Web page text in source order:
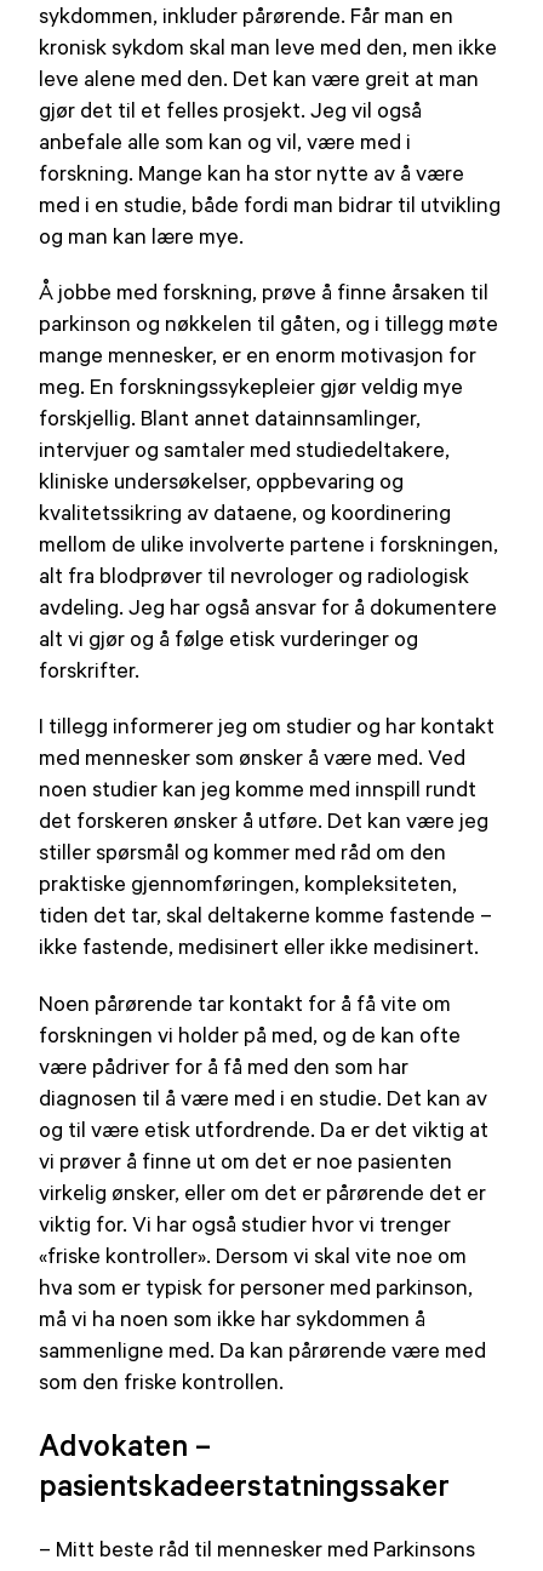
sykdommen, inkluder pårørende. Får man en
kronisk sykdom skal man leve med den, men ikke
leve alene med den. Det kan være greit at man
gjør det til et felles prosjekt. Jeg vil også
anbefale alle som kan og vil, være med i
forskning. Mange kan ha stor nytte av å være
med i en studie, både fordi man bidrar til utvikling
og man kan lære mye.
Å jobbe med forskning, prøve å finne årsaken til
parkinson og nøkkelen til gåten, og i tillegg møte
mange mennesker, er en enorm motivasjon for
meg. En forskningssykepleier gjør veldig mye
forskjellig. Blant annet datainnsamlinger,
intervjuer og samtaler med studiedeltakere,
kliniske undersøkelser, oppbevaring og
kvalitetssikring av dataene, og koordinering
mellom de ulike involverte partene i forskningen,
alt fra blodprøver til nevrologer og radiologisk
avdeling. Jeg har også ansvar for å dokumentere
alt vi gjør og å følge etisk vurderinger og
forskrifter.
I tillegg informerer jeg om studier og har kontakt
med mennesker som ønsker å være med. Ved
noen studier kan jeg komme med innspill rundt
det forskeren ønsker å utføre. Det kan være jeg
stiller spørsmål og kommer med råd om den
praktiske gjennomføringen, kompleksiteten,
tiden det tar, skal deltakerne komme fastende –
ikke fastende, medisinert eller ikke medisinert.
Noen pårørende tar kontakt for å få vite om
forskningen vi holder på med, og de kan ofte
være pådriver for å få med den som har
diagnosen til å være med i en studie. Det kan av
og til være etisk utfordrende. Da er det viktig at
vi prøver å finne ut om det er noe pasienten
virkelig ønsker, eller om det er pårørende det er
viktig for. Vi har også studier hvor vi trenger
«friske kontroller». Dersom vi skal vite noe om
hva som er typisk for personer med parkinson,
må vi ha noen som ikke har sykdommen å
sammenligne med. Da kan pårørende være med
som den friske kontrollen.
Advokaten –
pasientskadeerstatningssaker
– Mitt beste råd til mennesker med Parkinsons